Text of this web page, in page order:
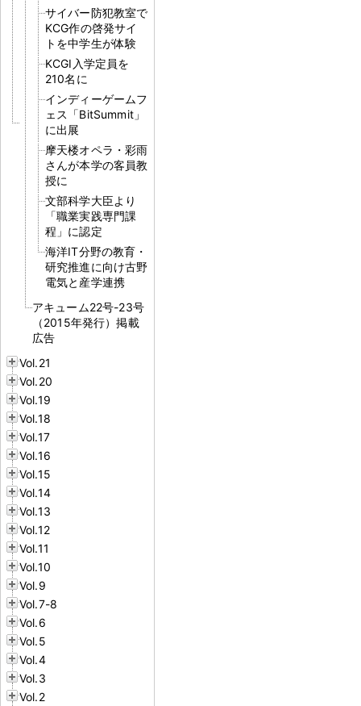
サイバー防犯教室で
KCG作の啓発サイ
トを中学生が体験
KCGI入学定員を
210名に
インディーゲームフ
ェス「BitSummit」
に出展
摩天楼オペラ・彩雨
さんが本学の客員教
授に
文部科学大臣より
「職業実践専門課
程」に認定
海洋IT分野の教育・
研究推進に向け古野
電気と産学連携
アキューム22号-23号
（2015年発行）掲載
広告
Vol.21
Vol.20
Vol.19
Vol.18
Vol.17
Vol.16
Vol.15
Vol.14
Vol.13
Vol.12
Vol.11
Vol.10
Vol.9
Vol.7-8
Vol.6
Vol.5
Vol.4
Vol.3
Vol.2